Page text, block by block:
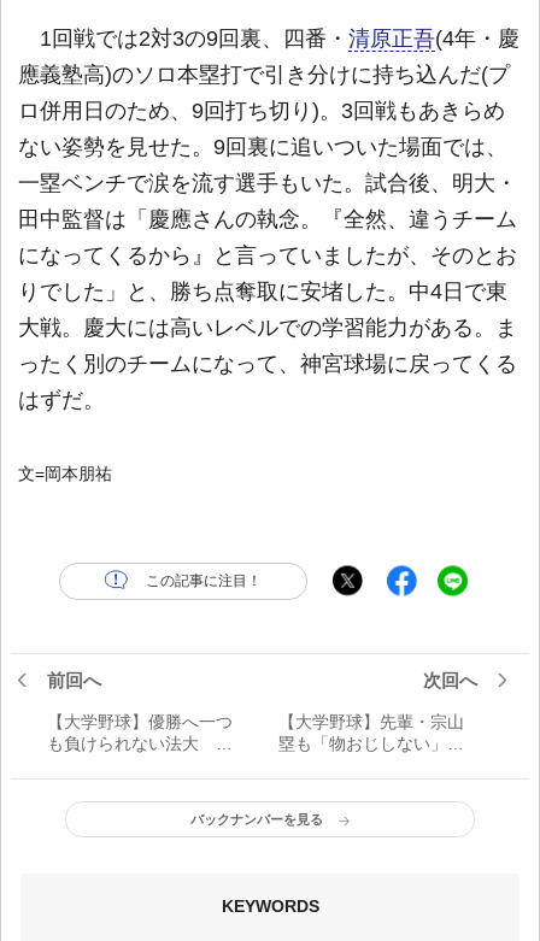
1回戦では2対3の9回裏、四番・ 清原正吾(4年・慶
應義塾高)のソロ本塁打で引き分けに持ち込んだ(プ
ロ併用日のため、9回打ち切り)。3回戦もあきらめ
ない姿勢を見せた。9回裏に追いついた場面では、
一塁ベンチで涙を流す選手もいた。試合後、明大・
田中監督は「慶應さんの執念。『全然、違うチーム
になってくるから』と言っていましたが、そのとお
りでした」と、勝ち点奪取に安堵した。中4日で東
大戦。慶大には高いレベルでの学習能力がある。ま
ったく別のチームになって、神宮球場に戻ってくる
はずだ。
文=岡本朋祐
この記事に注目！
前回へ
【大学野球】優勝へ一つ
も負けられない法大 厳
大島公一監督
次回へ
【大学野球】先輩・宗山
塁も「物おじしない」と
慶大相手に闘志
バックナンバーを見る
KEYWORDS